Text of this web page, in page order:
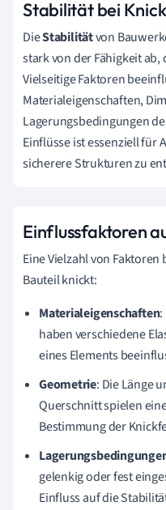
Stabilität bei
DieStabilitätvon
stark von der Fähigkeit
Vielseitige Faktoren
Materialeigenschaften,
Lagerungsbedingungen
Einflüsse ist essenziell für
sicherere Strukturen zu
Einflussfaktoren
Eine Vielzahl von
Bauteil knickt:
Materialeigenschaften:
haben verschiedene
eines Elements
Geometrie: Die Länge
Querschnitt spielen
Bestimmung der
gelenkig oder fest
Einfluss auf die